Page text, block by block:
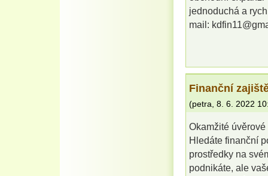
jednoduchá a
mail:
Finanční
(petra 8. 6. 2022
Okamžité
Hledáte finanční
prostředky na
podnikáte, ale